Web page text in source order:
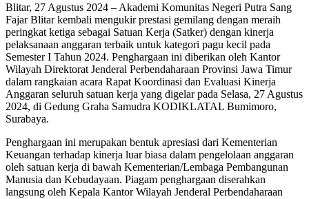
Blitar, 27 Agustus 2024 – Akademi Komunitas Negeri Putra Sang
Fajar Blitar kembali mengukir prestasi gemilang dengan meraih
peringkat ketiga sebagai Satuan Kerja (Satker) dengan kinerja
pelaksanaan anggaran terbaik untuk kategori pagu kecil pada
Semester I Tahun 2024. Penghargaan ini diberikan oleh Kantor
Wilayah Direktorat Jenderal Perbendaharaan Provinsi Jawa Timur
dalam rangkaian acara Rapat Koordinasi dan Evaluasi Kinerja
Anggaran seluruh satuan kerja yang digelar pada Selasa, 27 Agustus
2024, di Gedung Graha Samudra KODIKLATAL Bumimoro,
Surabaya.
Penghargaan ini merupakan bentuk apresiasi dari Kementerian
Keuangan terhadap kinerja luar biasa dalam pengelolaan anggaran
oleh satuan kerja di bawah Kementerian/Lembaga Pembangunan
Manusia dan Kebudayaan. Piagam penghargaan diserahkan
langsung oleh Kepala Kantor Wilayah Jenderal Perbendaharaan